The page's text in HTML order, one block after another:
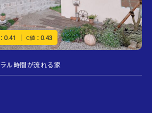
0.41 C値： 0.43
ル時間が流れる家